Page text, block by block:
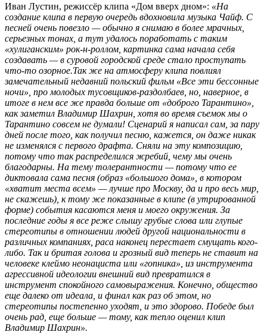
Иван Лустин, режиссёр клипа «Дом вверх дном»: «На
создание клипа в первую очередь вдохновила музыка Чайф. С
песней очень повезло — обычно я снимаю в более мрачных,
серьезных тонах, а тут удалось поработать с таким
«хулиганским» рок-н-роллом, картинка сама начала себя
создавать — в суровой городской среде стало проступать
что-то озорное.Так же на атмосферу клипа повлиял
замечательный недавний польский фильм «Все эти бессонные
ночи», про молодых тусовщиков-раздолбаев, но, наверное, в
итоге в нем все же правда больше от «доброго Тарантино»,
как заметил Владимир Шахрин, хотя во время съемок мы о
Тарантино совсем не думали! Сценарий я написал сам, за пару
дней после того, как получил песню, кажется, он даже никак
не изменялся с первого драфта. Сняли на эту композицию,
потому что так распределился жребий, чему мы очень
благодарны. На тему толерантности — потому что ее
диктовала сама песня (образ «большого дома», в котором
«хватит места всем» — лучше про Москву, да и про весь мир,
не скажешь), к тому же показанные в клипе (в утрированной
форме) события касаются меня и моего окружения. За
последние годы я все реже слышу грубые слова или глупые
стереотипы в отношении людей другой национальности в
различных компаниях, раса наконец перестает смущать кого-
либо. Так и бритая голова и грозный вид теперь не ставит на
человеке клеймо неонациста или «гопника», из инструмента
агрессивной идеологии внешний вид превратился в
инструмент спокойного самовыражения. Конечно, общество
еще далеко от идеала, и финал как раз об этом, но
стереотипы постепенно уходят, и это здорово. Победе был
очень рад, еще больше — тому, как тепло оценил клип
Владимир Шахрин».